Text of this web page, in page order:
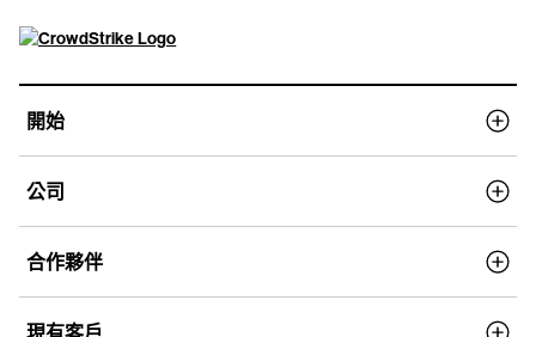
開始
公司
合作夥伴